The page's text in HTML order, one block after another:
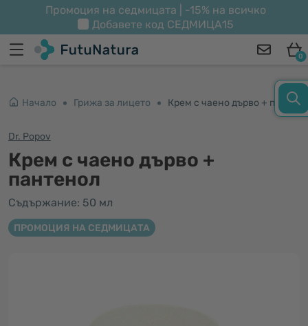
Промоция на седмицата | -15% на всичко
Добавете код СЕДМИЦА15
0
Начало Грижа за лицето
Dr. Popov
Крем с чаено дърво +
пантенол
Съдържание: 50 мл
ПРОМОЦИЯ НА СЕДМИЦАТА